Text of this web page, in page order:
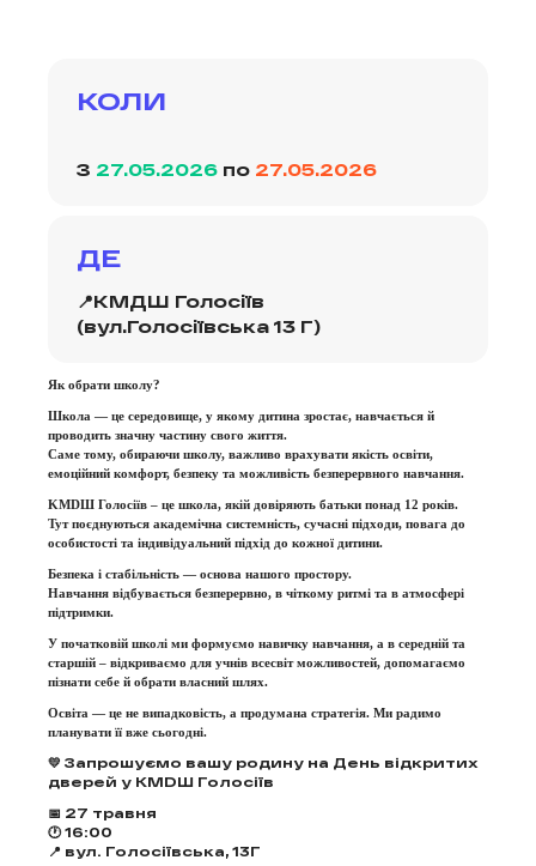
КОЛИ
З 27.05.2026 по 27.05.2026
ДЕ
📍КМДШ Голосіїв
(вул.Голосіївська 13 Г)
Як обрати школу?
Школа — це середовище, у якому дитина зростає, навчається й
проводить значну частину свого життя.
Саме тому, обираючи школу, важливо врахувати якість освіти,
емоційний комфорт, безпеку та можливість безперервного навчання.
KMDШ Голосіїв – це школа, якій довіряють батьки понад 12 років.
Тут поєднуються академічна системність, сучасні підходи, повага до
особистості та індивідуальний підхід до кожної дитини.
Безпека і стабільність — основа нашого простору.
Навчання відбувається безперервно, в чіткому ритмі та в атмосфері
підтримки.
У початковій школі ми формуємо навичку навчання, а в середній та
старшій – відкриваємо для учнів всесвіт можливостей, допомагаємо
пізнати себе й обрати власний шлях.
Освіта — це не випадковість, а продумана стратегія. Ми радимо
планувати її вже сьогодні.
💛 Запрошуємо вашу родину на День відкритих
дверей у KMDШ Голосіїв
📅 27 травня
🕐 16:00
📍 вул. Голосіївська, 13Г